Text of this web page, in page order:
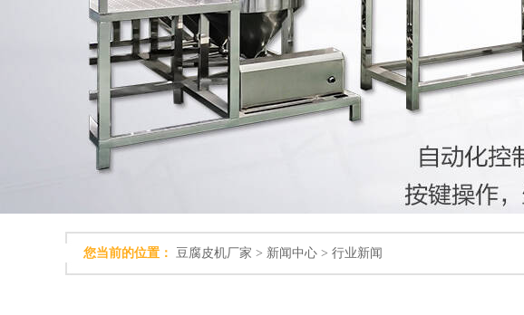
您当前的位置： 豆腐皮机厂家 > 新闻中心 > 行业新闻